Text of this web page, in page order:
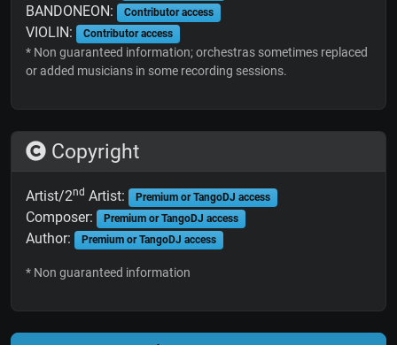
BANDONEON: Contributor access
VIOLIN: Contributor access
* Non guaranteed information; orchestras sometimes replaced
or added musicians in some recording sessions.
Copyright
Artist/2nd Artist: Premium or TangoDJ access
Composer: Premium or TangoDJ access
Author: Premium or TangoDJ access
* Non guaranteed information